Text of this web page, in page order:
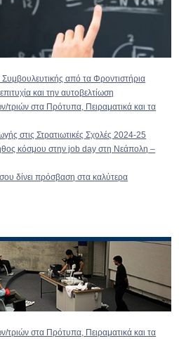
από τα Φροντιστήρια
και την αυτοβελτίωση
τριών στα Πρότυπα, Πειραματικά και τα
στις Στρατιωτικές Σχολές 2024-25
κόσμου στην job day στη Νεάπολη –
δίνει πρόσβαση στα καλύτερα
τριών στα Πρότυπα, Πειραματικά και τα